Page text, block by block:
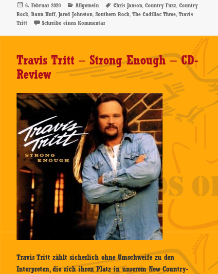
Veröffentlicht
am
6. Februar 2020 Kategorien
Allgemein Schlagwörter
Chris Janson,Country Fuzz,Country
Rock,Dann Huff,Jared Johnston,Southern Rock,The Cadillac Three,Travis
Tritt
Schreibe einen Kommentarzu The Cadillac Three – Country Fuzz – CD-
Travis Tritt – Strong Enough – CD-
Review
Travis Tritt zählt sicherlich ohne Umschweife zu den
Interpreten, die sich ihren Platz in unserem New Country-